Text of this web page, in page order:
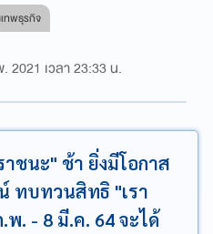
ทพธุรกิจ
2021 เวลา 23:33 น.
ชนะ" ช้า ยิ่งมีโอกาส
ทบทวนสิทธิ "เรา
. - 8 มี.ค. 64 จะได้